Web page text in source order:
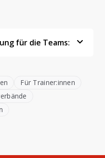
für die Teams:
Für Trainer:innen